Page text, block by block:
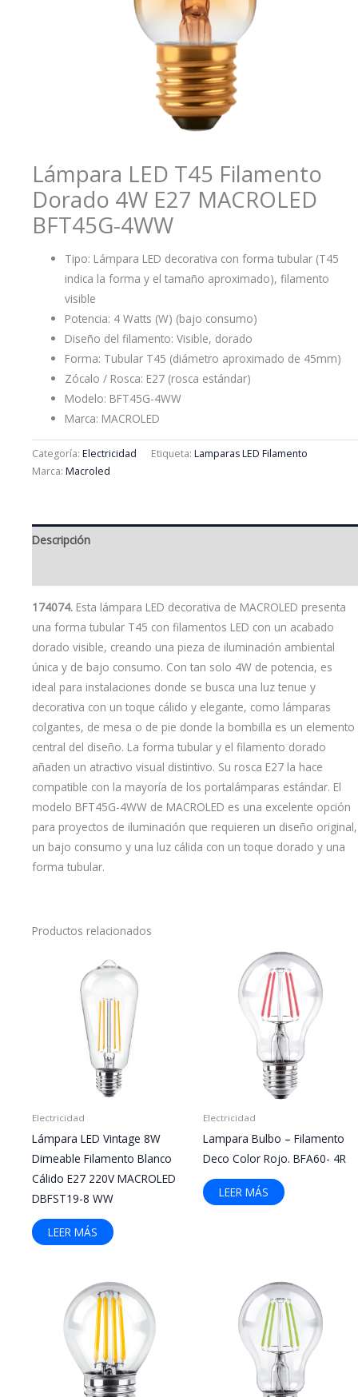
Lámpara LED T45 Filamento
Dorado 4W E27 MACROLED
BFT45G-4WW
Tipo: Lámpara LED decorativa con forma tubular (T45
indica la forma y el tamaño aproximado), filamento
visible
Potencia: 4 Watts (W) (bajo consumo)
Diseño del filamento: Visible, dorado
Forma: Tubular T45 (diámetro aproximado de 45mm)
Zócalo / Rosca: E27 (rosca estándar)
Modelo: BFT45G-4WW
Marca: MACROLED
Categoría: Electricidad Etiqueta: Lamparas LED Filamento
Marca: Macroled
Descripción
174074. Esta lámpara LED decorativa de MACROLED presenta
una forma tubular T45 con filamentos LED con un acabado
dorado visible, creando una pieza de iluminación ambiental
única y de bajo consumo. Con tan solo 4W de potencia, es
ideal para instalaciones donde se busca una luz tenue y
decorativa con un toque cálido y elegante, como lámparas
colgantes, de mesa o de pie donde la bombilla es un elemento
central del diseño. La forma tubular y el filamento dorado
añaden un atractivo visual distintivo. Su rosca E27 la hace
compatible con la mayoría de los portalámparas estándar. El
modelo BFT45G-4WW de MACROLED es una excelente opción
para proyectos de iluminación que requieren un diseño original,
un bajo consumo y una luz cálida con un toque dorado y una
forma tubular.
Productos relacionados
Electricidad
Lámpara LED Vintage 8W
Dimeable Filamento Blanco
Cálido E27 220V MACROLED
DBFST19-8 WW
LEER MÁS
Electricidad
Lampara Bulbo – Filamento
Deco Color Rojo. BFA60- 4R
LEER MÁS